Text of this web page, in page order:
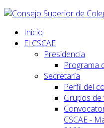
Inicio
El CSCAE
Presidencia
Programa
Secretaría
Perfil del
Grupos de
CSCAE -